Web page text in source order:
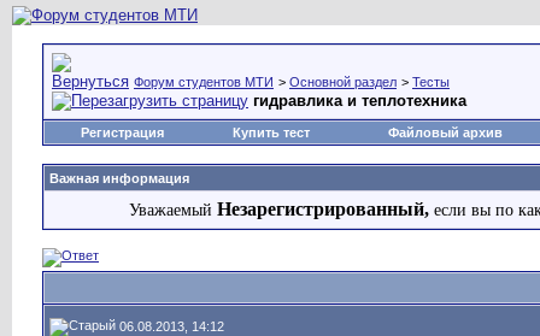
Форум студентов МТИ > Основной раздел > Тесты
гидравлика и теплотехника
Регистрация Купить тест Файловый архив
Важная информация
Уважаемый Незарегистрированный, если вы по
06.08.2013, 14:12